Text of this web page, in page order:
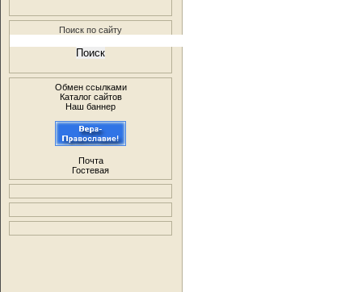
Поиск по сайту
Обмен ссылками
Каталог сайтов
Наш баннер
Почта
Гостевая